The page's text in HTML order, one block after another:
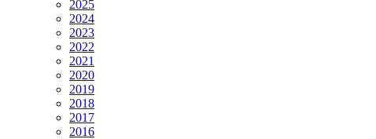
2025
2024
2023
2022
2021
2020
2019
2018
2017
2016